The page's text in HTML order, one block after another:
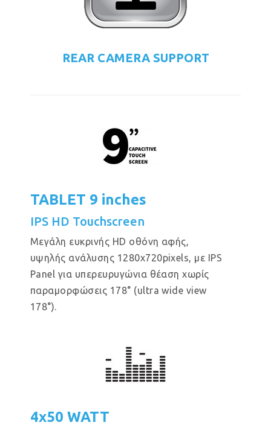
REAR CAMERA SUPPORT
TABLET 9 inches
IPS HD Touchscreen
Μεγάλη ευκρινής HD οθόνη αφής,
υψηλής ανάλυσης 1280x720pixels, με IPS
Panel για υπερευρυγώνια θέαση χωρίς
παραμορφώσεις 178° (ultra wide view
178°).
4x50 WATT